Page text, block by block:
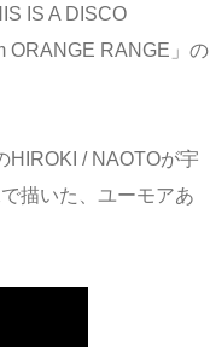
IS A DISCO
ORANGE RANGE」の
HIROKI / NAOTOが宇
描いた、ユーモアあ